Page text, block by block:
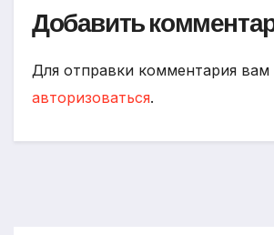
Добавить
Для отправки комментария
авторизоваться.